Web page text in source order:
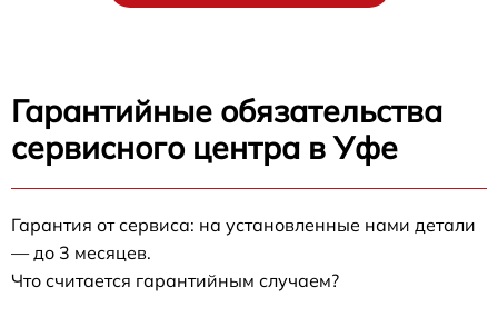
Гарантийные обязательства
сервисного центра в Уфе
Гарантия от сервиса: на установленные нами детали
— до 3 месяцев.
Что считается гарантийным случаем?